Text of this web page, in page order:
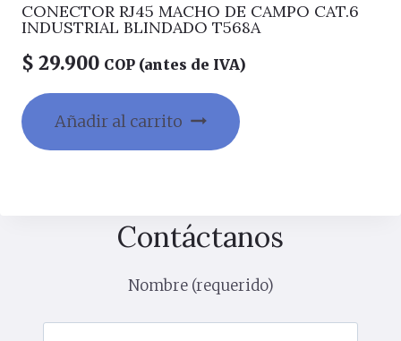
CONECTOR RJ45 MACHO DE CAMPO CAT.6
INDUSTRIAL BLINDADO T568A
$ 29.900 COP (antes de IVA)
Añadir al carrito
Contáctanos
Nombre (requerido)